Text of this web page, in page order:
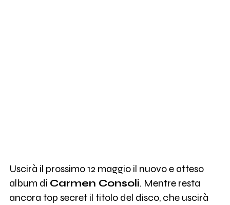
Uscirà il prossimo 12 maggio il nuovo e atteso
album di Carmen Consoli. Mentre resta
ancora top secret il titolo del disco, che uscirà